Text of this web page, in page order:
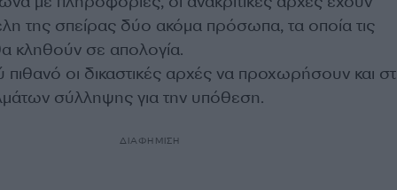
της σπείρας δύο ακόμα πρόσωπα, τα οποία τις
κληθούν σε απολογία.
πιθανό οι δικαστικές αρχές να προχωρήσουν και
σύλληψης για την υπόθεση.
ΔΙΑΦΗΜΙΣΗ